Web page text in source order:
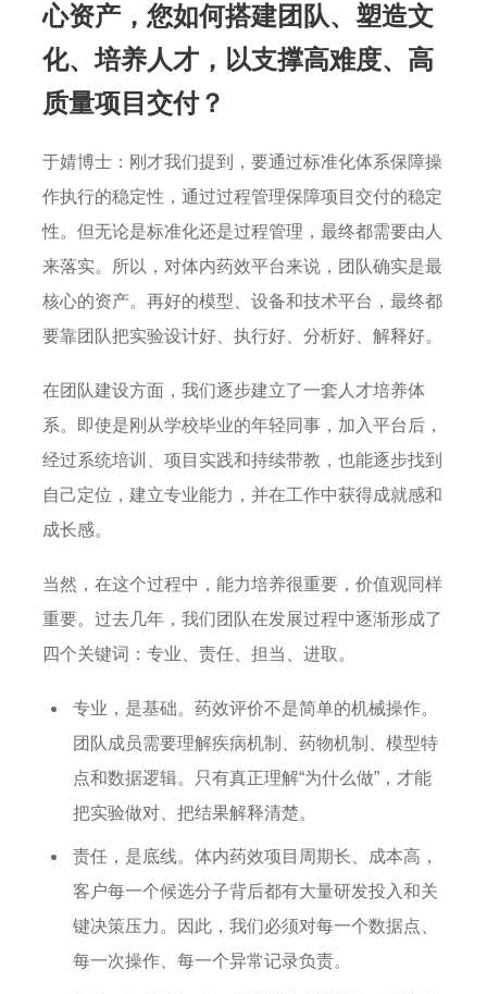
心资产，您如何搭建团队、塑造文
化、培养人才，以支撑高难度、高
质量项目交付？
于婧博士：刚才我们提到，要通过标准化体系保障操
作执行的稳定性，通过过程管理保障项目交付的稳定
性。但无论是标准化还是过程管理，最终都需要由人
来落实。所以，对体内药效平台来说，团队确实是最
核心的资产。再好的模型、设备和技术平台，最终都
要靠团队把实验设计好、执行好、分析好、解释好。
在团队建设方面，我们逐步建立了一套人才培养体
系。即使是刚从学校毕业的年轻同事，加入平台后，
经过系统培训、项目实践和持续带教，也能逐步找到
自己定位，建立专业能力，并在工作中获得成就感和
成长感。
当然，在这个过程中，能力培养很重要，价值观同样
重要。过去几年，我们团队在发展过程中逐渐形成了
四个关键词：专业、责任、担当、进取。
专业，是基础。药效评价不是简单的机械操作。
团队成员需要理解疾病机制、药物机制、模型特
点和数据逻辑。只有真正理解“为什么做”，才能
把实验做对、把结果解释清楚。
责任，是底线。体内药效项目周期长、成本高，
客户每一个候选分子背后都有大量研发投入和关
键决策压力。因此，我们必须对每一个数据点、
每一次操作、每一个异常记录负责。